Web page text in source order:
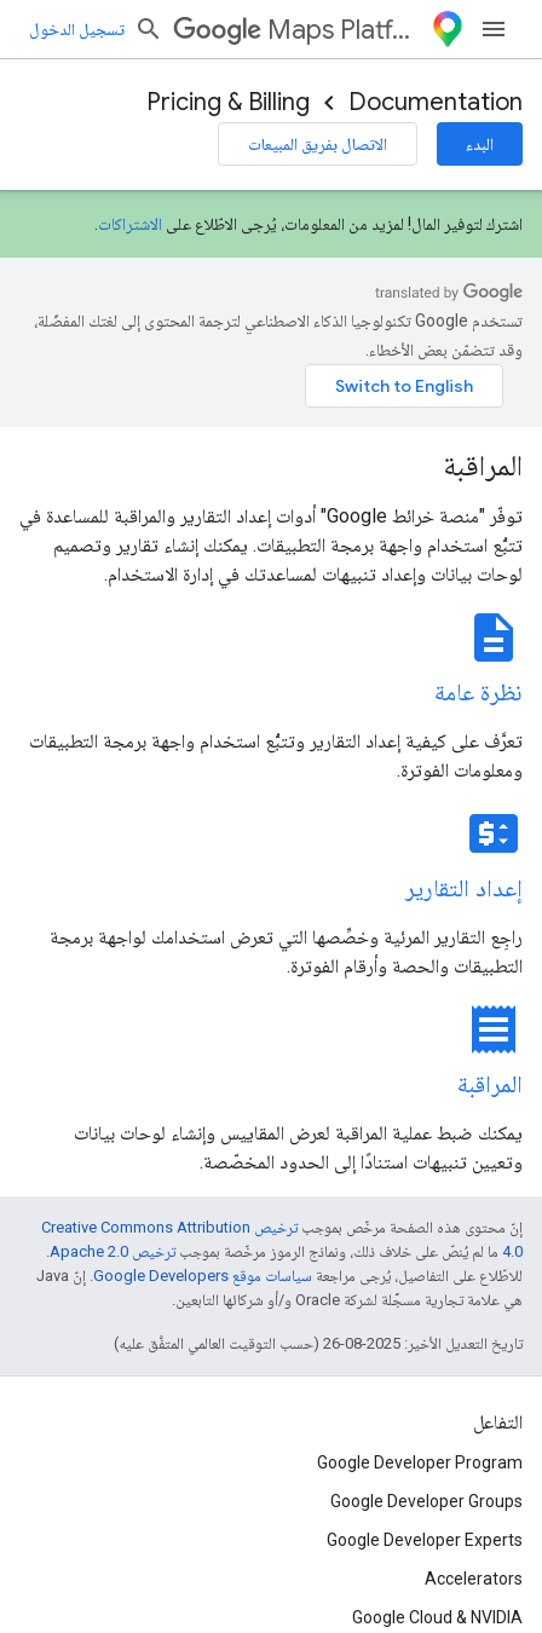
Maps Platform تسجيل الدخول
Documentation
Pricing & Billing
البدء الاتصال بفريق المبيعات
اشترك لتوفير المال! لمزيد من المعلومات، يُرجى الاطّلاع على الاشتراكات
تستخدم Google تكنولوجيا الذكاء الاصطناعي لترجمة المحتوى إلى لغتك المفضّلة،
وقد تتضمّن بعض الأخطاء.
المراقبة
توفّر "منصة خرائط Google" أدوات إعداد التقارير والمراقبة للمساعدة في
تتبُّع استخدام واجهة برمجة التطبيقات. يمكنك إنشاء تقارير وتصميم
لوحات بيانات وإعداد تنبيهات لمساعدتك في إدارة الاستخدام.
description
نظرة عامة
تعرَّف على كيفية إعداد التقارير وتتبُّع استخدام واجهة برمجة التطبيقات
ومعلومات الفوترة.
price_change
إعداد التقارير
راجِع التقارير المرئية وخصِّصها التي تعرض استخدامك لواجهة برمجة
التطبيقات والحصة وأرقام الفوترة.
receipt
المراقبة
يمكنك ضبط عملية المراقبة لعرض المقاييس وإنشاء لوحات بيانات
وتعيين تنبيهات استنادًا إلى الحدود المخصّصة.
إنّ محتوى هذه الصفحة مرخّص بموجب
ترخيص Creative Commons Attribution
4.0‏ ما لم يُنصّ على خلاف ذلك، ونماذج الرموز مرخّصة بموجبترخيص Apache 2.0‏
.
للاطّلاع على التفاصيل، يُرجى مراجعة سياسات موقع Google Developers‏
. إنّ Java
هي علامة تجارية مسجَّلة لشركة Oracle و/أو شركائها التابعين.
تاريخ التعديل الأخير: 2025-08-26 (حسب التوقيت العالمي المتفَّق عليه)
التفاعل
Google Developer Program
Google Developer Groups
Google Developer Experts
Accelerators
Google Cloud & NVIDIA